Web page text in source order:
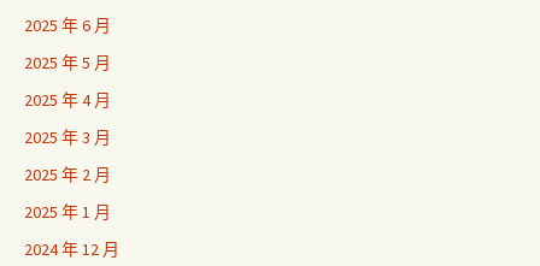
2025 年 6 月
2025 年 5 月
2025 年 4 月
2025 年 3 月
2025 年 2 月
2025 年 1 月
2024 年 12 月